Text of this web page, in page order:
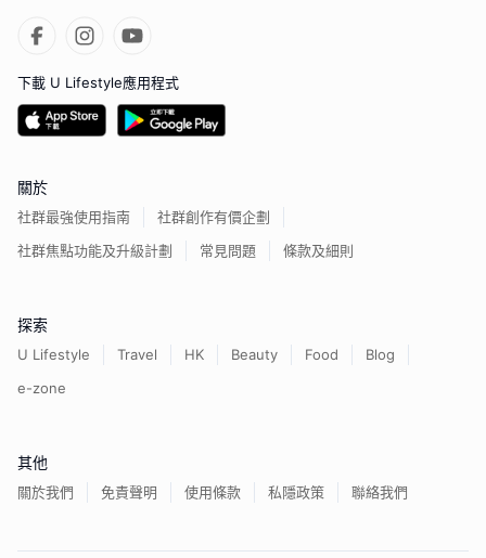
下載 U Lifestyle應用程式
關於
社群最強使用指南
社群創作有價企劃
社群焦點功能及升級計劃
常見問題 條款及細則
探索
U Lifestyle Travel HK Beauty Food
Blog
e-zone
其他
關於我們 免責聲明 使用條款 私隱政策 聯絡我們